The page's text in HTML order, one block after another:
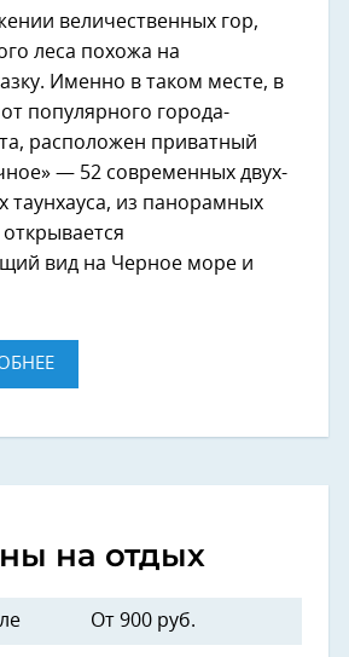
величественных гор,
леса похожа на
Именно в таком месте, в
популярного города-
расположен приватный
— 52 современных двух-
таунхауса, из панорамных
вид на Черное море и
на отдых
От 900 руб.